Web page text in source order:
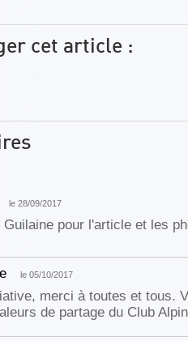
cet article :
le 28/09/2017
pour l'article et les
le 05/10/2017
merci à toutes et tous.
de partage du Club